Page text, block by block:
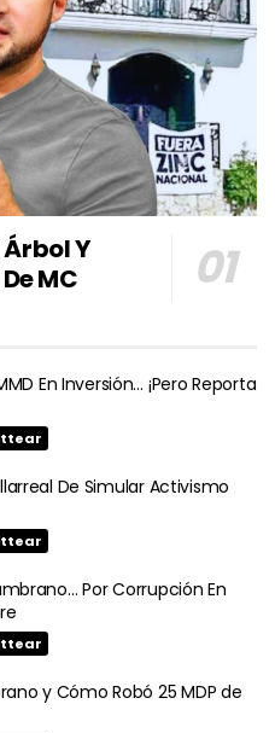
Y
MC
En Inversión… ¡Pero Reporta
De Simular Activismo
Por Corrupción En
y Cómo Robó 25 MDP de